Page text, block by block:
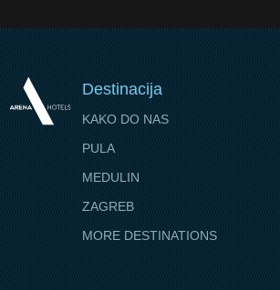
Destinacija
KAKO DO NAS
PULA
MEDULIN
ZAGREB
MORE DESTINATIONS